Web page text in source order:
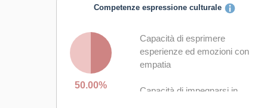
costruttivamente in ambienti
Capacità di creare fiducia e
provare empatia
Capacità di esprimere e
Competenze espressione culturale
50.00%
Capacità di esprimere
esperienze ed emozioni con
empatia
Capacità di impegnarsi in